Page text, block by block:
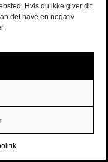
Hvis du ikke giver dit
det have en negativ
Copenhagen V |